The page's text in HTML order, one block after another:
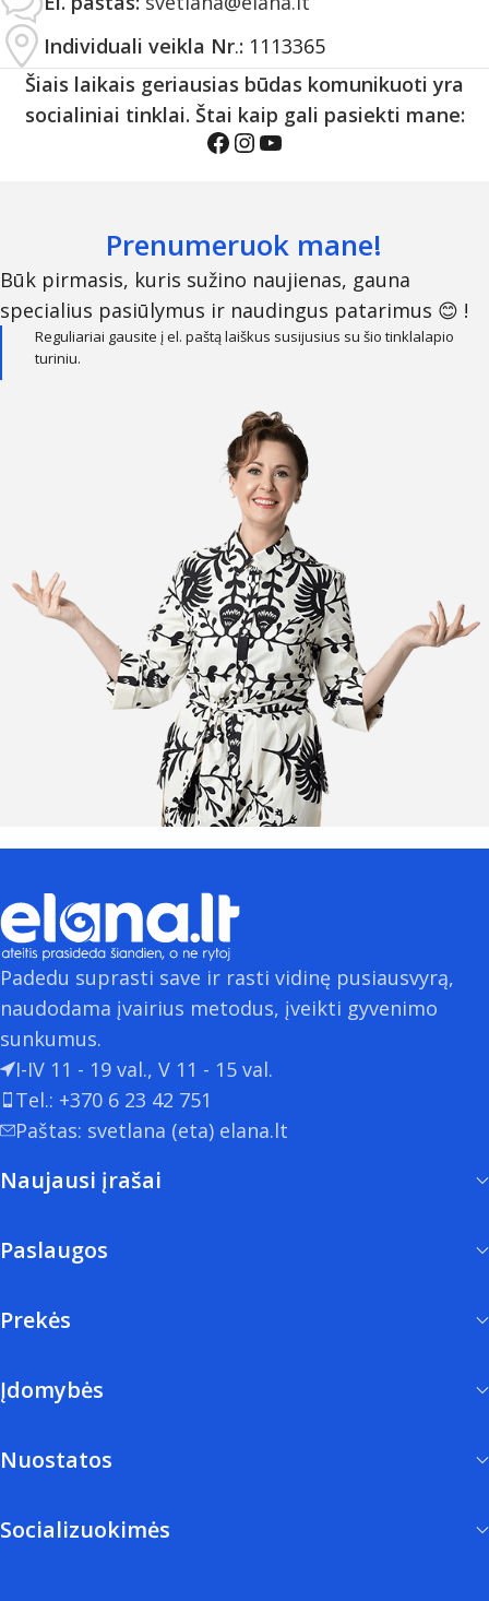
Individuali veikla Nr.: 1113365
Šiais laikais geriausias būdas komunikuoti yra
socialiniai tinklai. Štai kaip gali pasiekti mane:
Prenumeruok mane!
Būk pirmasis, kuris sužino naujienas, gauna
specialius pasiūlymus ir naudingus patarimus 😊 !
Reguliariai gausite į el. paštą laiškus susijusius su šio tinklalapio
turiniu.
Padedu suprasti save ir rasti vidinę pusiausvyrą,
naudodama įvairius metodus, įveikti gyvenimo
sunkumus.
I-IV 11 - 19 val., V 11 - 15 val.
Tel.: +370 6 23 42 751
Paštas: svetlana (eta) elana.lt
Naujausi įrašai
Paslaugos
Prekės
Įdomybės
Nuostatos
Socializuokimės